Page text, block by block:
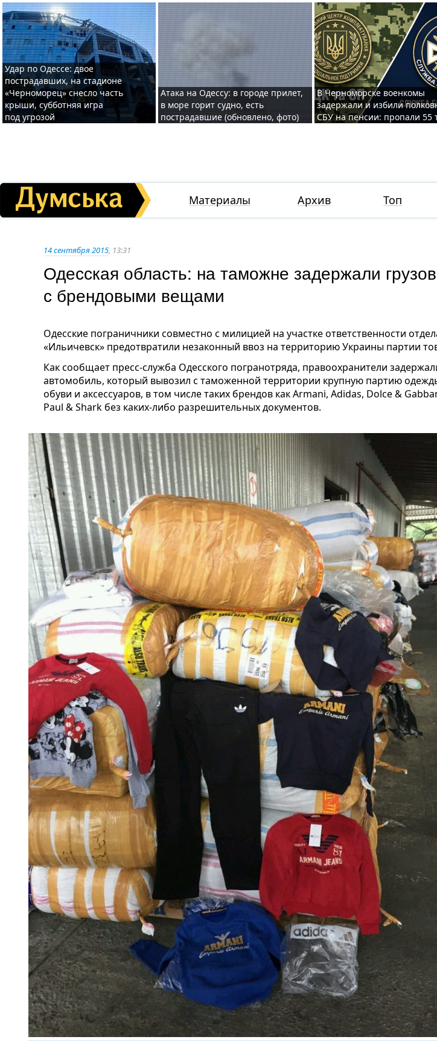
Удар по Одессе: двое
пострадавших, на стадионе
«Черноморец» снесло часть
крыши, субботняя игра
под угрозой
Атака на Одессу: в городе прилет,
в море горит судно, есть
пострадавшие (обновлено, фото)
В Черноморске военкомы
задержали и избили
СБУ на пенсии: пропали 55
Материалы Архив Топ
14 сентября 2015, 13:31
Одесская область: на таможне задержали
с брендовыми вещами
Одесские пограничники совместно с милицией на участке ответственности
«Ильичевск» предотвратили незаконный ввоз на территорию Украины партии
Как сообщает пресс-служба Одесского погранотряда, правоохранители
автомобиль, который вывозил с таможенной территории крупную партию
обуви и аксессуаров, в том числе таких брендов как Armani, Adidas, Dolce &
Paul & Shark без каких-либо разрешительных документов.